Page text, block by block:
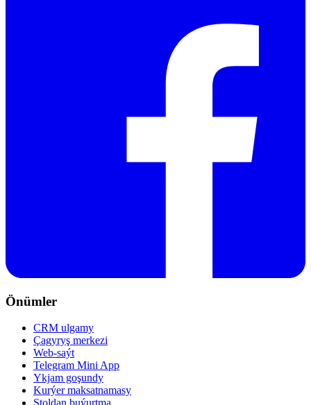
Önümler
CRM ulgamy
Çagyryş merkezi
Web-saýt
Telegram Mini App
Ykjam goşundy
Kurýer maksatnamasy